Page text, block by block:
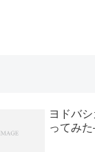
ヨドバ
ってみ